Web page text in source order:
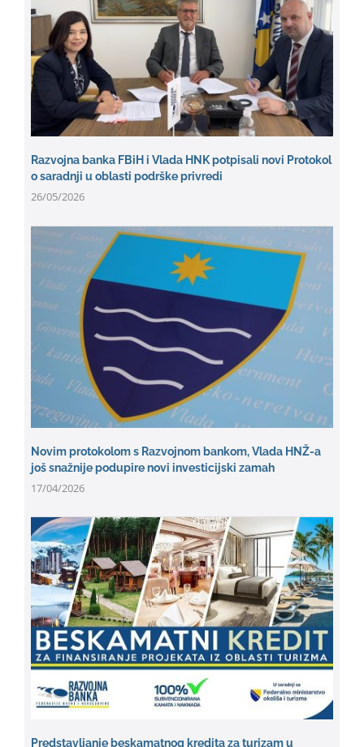
Razvojna banka FBiH i Vlada HNK potpisali novi Protokol
o saradnji u oblasti podrške privredi
26/05/2026
Novim protokolom s Razvojnom bankom, Vlada HNŽ-a
još snažnije podupire novi investicijski zamah
17/04/2026
Predstavljanje beskamatnog kredita za turizam u